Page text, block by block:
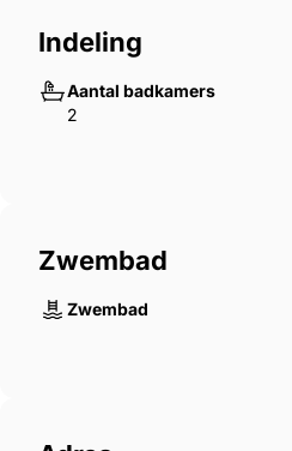
Indeling
Aantal badkamers
2
Zwembad
Zwembad